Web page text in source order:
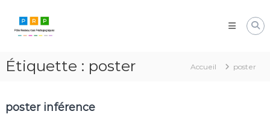
contenu
Pôle
Ressources
les
compétences
vos
Étiquette : poster Accueil poster
poster inférence